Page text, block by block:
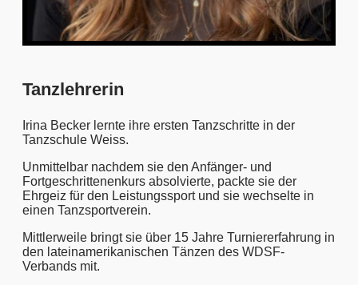
Tanzlehrerin
Irina Becker lernte ihre ersten Tanzschritte in der
Tanzschule Weiss.
Unmittelbar nachdem sie den Anfänger- und
Fortgeschrittenenkurs absolvierte, packte sie der
Ehrgeiz für den Leistungssport und sie wechselte in
einen Tanzsportverein.
Mittlerweile bringt sie über 15 Jahre Turniererfahrung in
den lateinamerikanischen Tänzen des WDSF-
Verbands mit.